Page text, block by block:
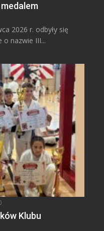
2026 r. odbyły się
o nazwie III...
Klubu